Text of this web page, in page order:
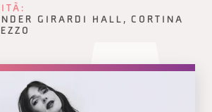
GIRARDI HALL, CORTINA